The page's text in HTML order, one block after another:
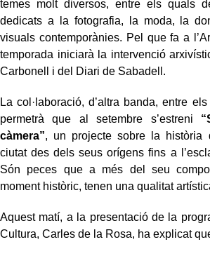
temes molt diversos, entre els quals
dedicats a la fotografia, la moda, la
visuals contemporànies. Pel que fa a
temporada iniciarà la intervenció
Carbonell i del Diari de Sabadell.
La col·laboració, d’altra banda, entre
permetrà que al setembre s’estreni
càmera”, un projecte sobre la història
ciutat des dels seus orígens fins a
Són peces que a més del seu
moment històric, tenen una qualitat
Aquest matí, a la presentació de la
Cultura, Carles de la Rosa, ha explicat